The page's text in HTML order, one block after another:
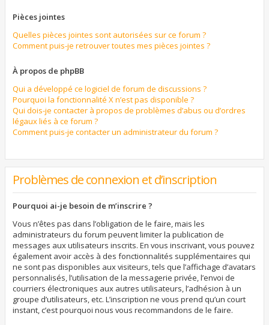
Pièces jointes
Quelles pièces jointes sont autorisées sur ce forum ?
Comment puis-je retrouver toutes mes pièces jointes ?
À propos de phpBB
Qui a développé ce logiciel de forum de discussions ?
Pourquoi la fonctionnalité X n’est pas disponible ?
Qui dois-je contacter à propos de problèmes d’abus ou d’ordres
légaux liés à ce forum ?
Comment puis-je contacter un administrateur du forum ?
Problèmes de connexion et d’inscription
Pourquoi ai-je besoin de m’inscrire ?
Vous n’êtes pas dans l’obligation de le faire, mais les
administrateurs du forum peuvent limiter la publication de
messages aux utilisateurs inscrits. En vous inscrivant, vous pouvez
également avoir accès à des fonctionnalités supplémentaires qui
ne sont pas disponibles aux visiteurs, tels que l’affichage d’avatars
personnalisés, l’utilisation de la messagerie privée, l’envoi de
courriers électroniques aux autres utilisateurs, l’adhésion à un
groupe d’utilisateurs, etc. L’inscription ne vous prend qu’un court
instant, c’est pourquoi nous vous recommandons de le faire.